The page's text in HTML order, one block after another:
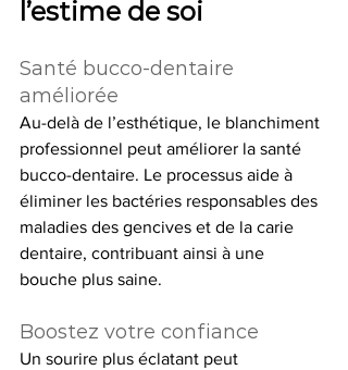
l’estime de soi
Santé bucco-dentaire
améliorée
Au-delà de l’esthétique, le blanchiment
professionnel peut améliorer la santé
bucco-dentaire. Le processus aide à
éliminer les bactéries responsables des
maladies des gencives et de la carie
dentaire, contribuant ainsi à une
bouche plus saine.
Boostez votre confiance
Un sourire plus éclatant peut